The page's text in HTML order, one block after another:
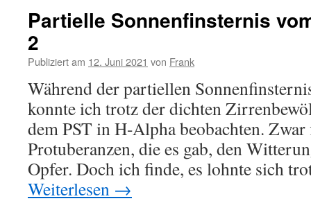
Partielle Sonnenfinsternis
2
Publiziert am 12. Juni 2021 von Frank
Während der partiellen
konnte ich trotz der dichten
dem PST in H-Alpha beobachten.
Protuberanzen, die es gab, den
Opfer. Doch ich finde, es lohnte sich
Weiterlesen →